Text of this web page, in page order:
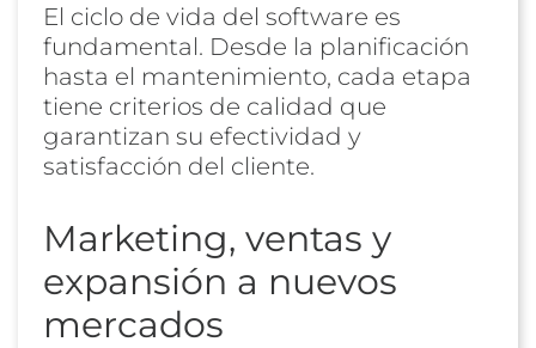
El ciclo de vida del software es
fundamental. Desde la planificación
hasta el mantenimiento, cada etapa
tiene criterios de calidad que
garantizan su efectividad y
satisfacción del cliente.
Marketing, ventas y
expansión a nuevos
mercados